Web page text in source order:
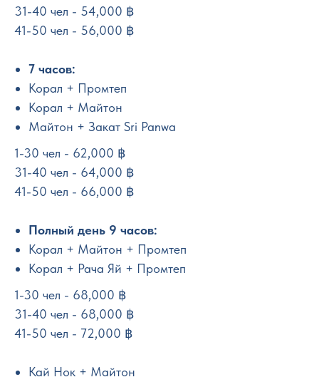
31-40 чел - 54,000 ฿
41-50 чел - 56,000 ฿
7 часов:
Корал + Промтеп
Корал + Майтон
Майтон + Закат Sri Panwa
1-30 чел - 62,000 ฿
31-40 чел - 64,000 ฿
41-50 чел - 66,000 ฿
Полный день 9 часов:
Корал + Майтон + Промтеп
Корал + Рача Яй + Промтеп
1-30 чел - 68,000 ฿
31-40 чел - 68,000 ฿
41-50 чел - 72,000 ฿
Кай Нок + Майтон